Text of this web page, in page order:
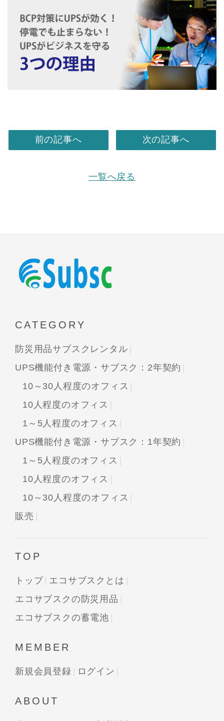
前の記事へ
一覧へ戻る
次の記事へ
CATEGORY
防災用品サブスクレンタル
UPS機能付き電源・サブスク：2年契約
10～30人程度のオフィス
10人程度のオフィス
1～5人程度のオフィス
UPS機能付き電源・サブスク：1年契約
1～5人程度のオフィス
10人程度のオフィス
10～30人程度のオフィス
販売
TOP
トップ
エコサブスクとは
エコサブスクの防災用品
エコサブスクの蓄電池
MEMBER
新規会員登録 ログイン
ABOUT